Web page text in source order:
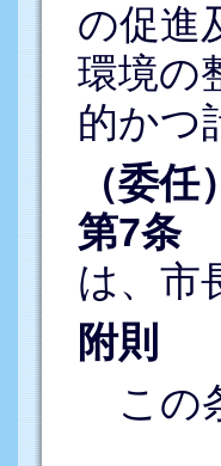
の促進
環境の
的かつ
（委任）
第7条
は、市
附則
この